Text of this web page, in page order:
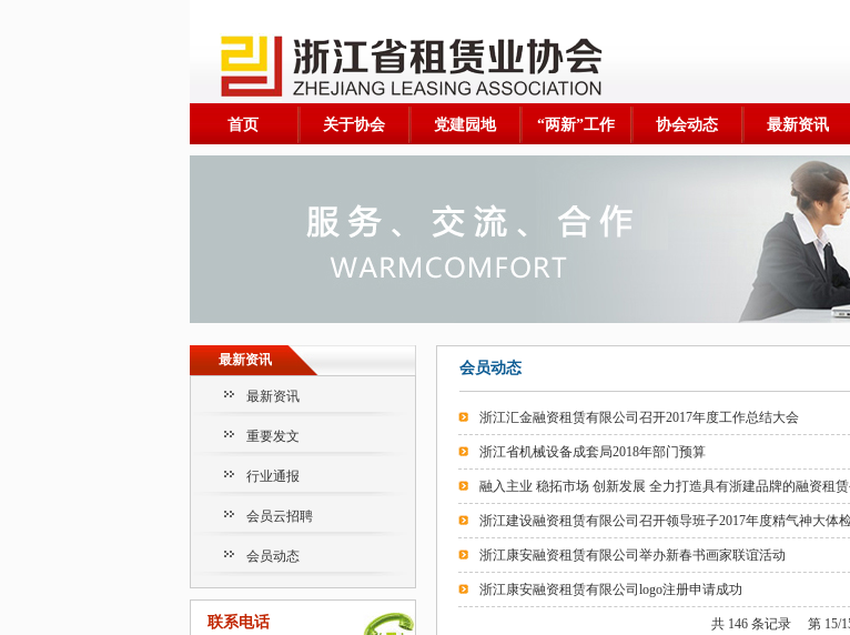
首页 关于协会 党建园地 “两新”工作 协会动态 最新资讯
最新资讯
最新资讯
重要发文
行业通报
会员云招聘
会员动态
联系电话
会员动态
浙江汇金融资租赁有限公司召开2017年度工作总结大会
浙江省机​械设备成套局2018年部门预算
融入主业 稳拓市场 创新发展 全力打造具有浙建品牌的融资租
浙江建设融资租赁有限公司召开领导班子2017年度精气神大体
浙江康安融资租赁有限公司举办新春书画家联谊活动
浙江康安融资租赁有限公司logo注册申请成功
共 146 条记录 第 15/